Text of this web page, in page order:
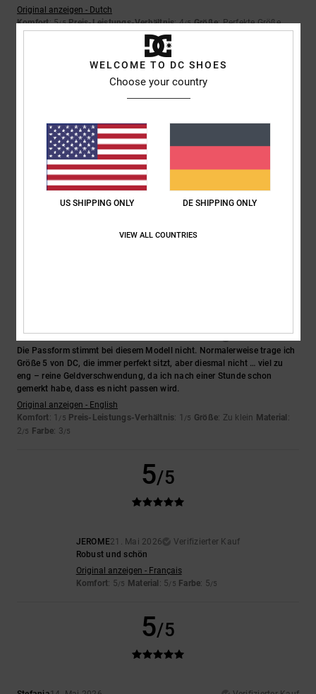
Original anzeigen - Dutch
Komfort: 5/5 Preis-Leistungs-Verhältnis: 4/5 Größe: Perfekte Größe
Ich empfehle dieses Produkt
2/5
28. Mai 2026
Die Größe stimmt überhaupt nicht. Man muss eine ganze Größe größer
nehmen.
Original anzeigen - English
Die Passform stimmt bei diesem Modell nicht. Normalerweise trage ich
Größe 5 von DC, die immer perfekt sitzt, aber diesmal nicht … viel zu
eng – reine Geldverschwendung, da ich nach einer Stunde schon
gemerkt habe, dass es nicht passen wird.
Original anzeigen - English
Komfort: 1 /5 Preis-Leistungs-Verhältnis: 1 /5 Größe: Zu klein Material :
2/5 Farbe: 3/5
5/5
JEROME21. Mai 2026
Verifizierter Kauf
Robust und schön
Original anzeigen - Français
Komfort: 5/5 Material : 5/5 Farbe: 5/5
5/5
WELCOME TO DC SHOES
Choose your country
US SHIPPING ONLY DE SHIPPING ONLY
VIEW ALL COUNTRIES